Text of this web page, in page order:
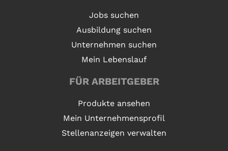
Jobs suchen
Ausbildung suchen
Unternehmen suchen
Mein Lebenslauf
FÜR ARBEITGEBER
Produkte ansehen
Mein Unternehmensprofil
Stellenanzeigen verwalten